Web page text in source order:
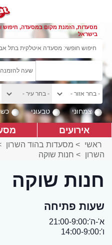
מסעדות, הזמנת מקום במסעדה, חיפוש
בישראל
צמחוני טבעוני
אירועים
ראשי > מסעדות בהוד השרון
השרון > חנות שוקה
חנות שוקה
שעות פתיחה
א'-ה':21:00-9:00
ו':14:00-9:00